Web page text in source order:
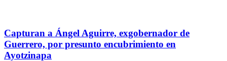
Capturan a Ángel Aguirre, exgobernador de
Guerrero, por presunto encubrimiento en
Ayotzinapa